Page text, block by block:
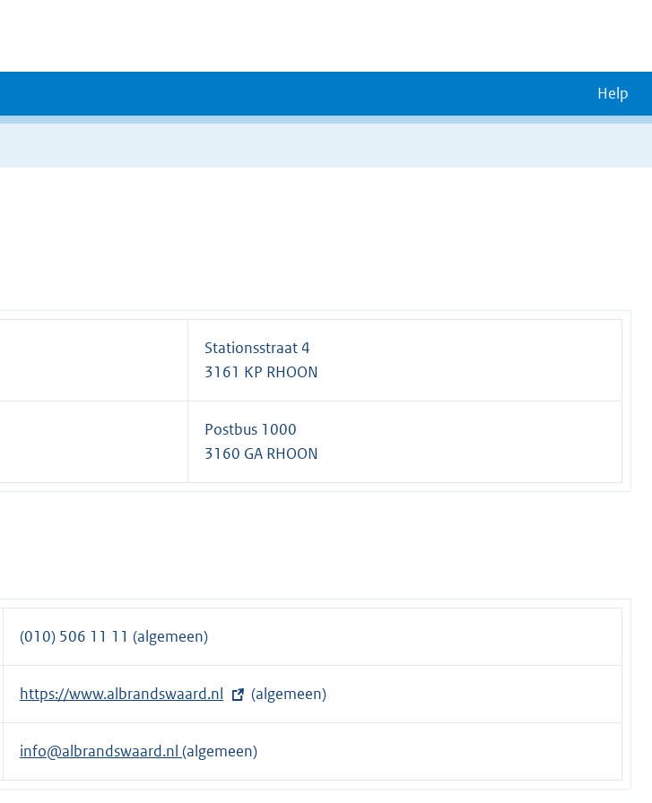
Help
Stationsstraat 4
3161 KP RHOON
Postbus 1000
3160 GA RHOON
(010) 506 11 11 (algemeen)
E
x
t
r
https://www.albrandswaard.nl (algemeen)
info@albrandswaard.nl (algemeen)